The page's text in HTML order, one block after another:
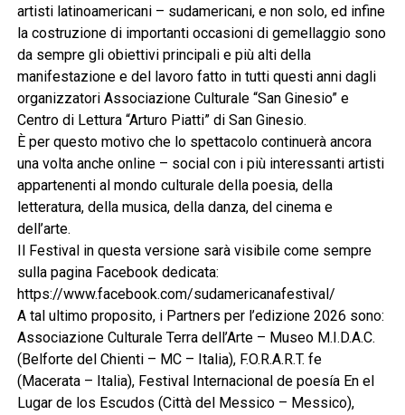
artisti latinoamericani – sudamericani, e non solo, ed infine
la costruzione di importanti occasioni di gemellaggio sono
da sempre gli obiettivi principali e più alti della
manifestazione e del lavoro fatto in tutti questi anni dagli
organizzatori Associazione Culturale “San Ginesio” e
Centro di Lettura “Arturo Piatti” di San Ginesio.
È per questo motivo che lo spettacolo continuerà ancora
una volta anche online – social con i più interessanti artisti
appartenenti al mondo culturale della poesia, della
letteratura, della musica, della danza, del cinema e
dell’arte.
Il Festival in questa versione sarà visibile come sempre
sulla pagina Facebook dedicata:
https://www.facebook.com/sudamericanafestival/
A tal ultimo proposito, i Partners per l’edizione 2026 sono:
Associazione Culturale Terra dell’Arte – Museo M.I.D.A.C.
(Belforte del Chienti – MC – Italia), F.O.R.A.R.T. fe
(Macerata – Italia), Festival Internacional de poesía En el
Lugar de los Escudos (Città del Messico – Messico),